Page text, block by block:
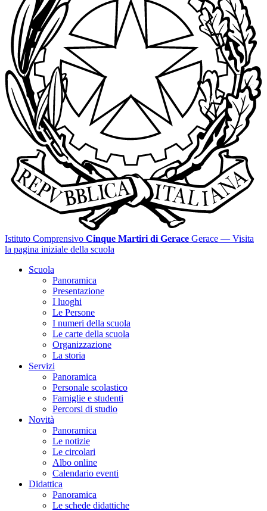
Istituto Comprensivo Cinque Martiri di Gerace Gerace — Visita
la pagina iniziale della scuola
Scuola
Panoramica
Presentazione
I luoghi
Le Persone
I numeri della scuola
Le carte della scuola
Organizzazione
La storia
Servizi
Panoramica
Personale scolastico
Famiglie e studenti
Percorsi di studio
Novità
Panoramica
Le notizie
Le circolari
Albo online
Calendario eventi
Didattica
Panoramica
Le schede didattiche